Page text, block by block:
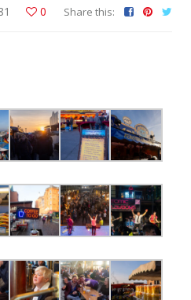
Share this:
0